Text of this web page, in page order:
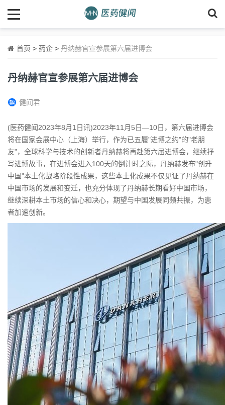
首页 > 药企 > 丹纳赫官宣参展第六届进博会
丹纳赫官宣参展第六届进博会
健闻君
(医药健闻2023年8月1日讯)2023年11月5日—10日，第六届进博会
将在国家会展中心（上海）举行，作为已五履"进博之约"的"老朋
友"，全球科学与技术的创新者丹纳赫将再赴第六届进博会，继续抒
写进博故事，在进博会进入100天的倒计时之际，丹纳赫发布"创升
中国"本土化战略阶段性成果，这些本土化成果不仅见证了丹纳赫在
中国市场的发展和变迁，也充分体现了丹纳赫长期看好中国市场，
继续深耕本土市场的信心和决心，期望与中国发展同频共振，为患
者加速创新。